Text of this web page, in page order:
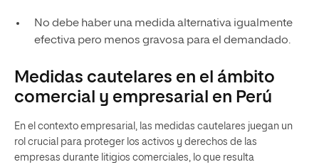
No debe haber una medida alternativa igualmente
efectiva pero menos gravosa para el demandado.
Medidas cautelares en el ámbito
comercial y empresarial en Perú
En el contexto empresarial, las medidas cautelares juegan un
rol crucial para proteger los activos y derechos de las
empresas durante litigios comerciales, lo que resulta